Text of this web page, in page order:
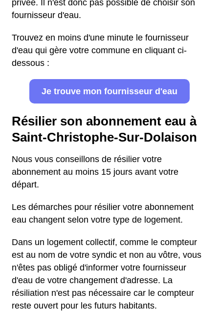
privée. Il n'est donc pas possible de choisir son
fournisseur d'eau.
Trouvez en moins d'une minute le fournisseur
d'eau qui gère votre commune en cliquant ci-
dessous :
Je trouve mon fournisseur d'eau
Résilier son abonnement eau à
Saint-Christophe-Sur-Dolaison
Nous vous conseillons de résilier votre
abonnement au moins 15 jours avant votre
départ.
Les démarches pour résilier votre abonnement
eau changent selon votre type de logement.
Dans un logement collectif, comme le compteur
est au nom de votre syndic et non au vôtre, vous
n'êtes pas obligé d'informer votre fournisseur
d'eau de votre changement d'adresse. La
résiliation n'est pas nécessaire car le compteur
reste ouvert pour les futurs habitants.